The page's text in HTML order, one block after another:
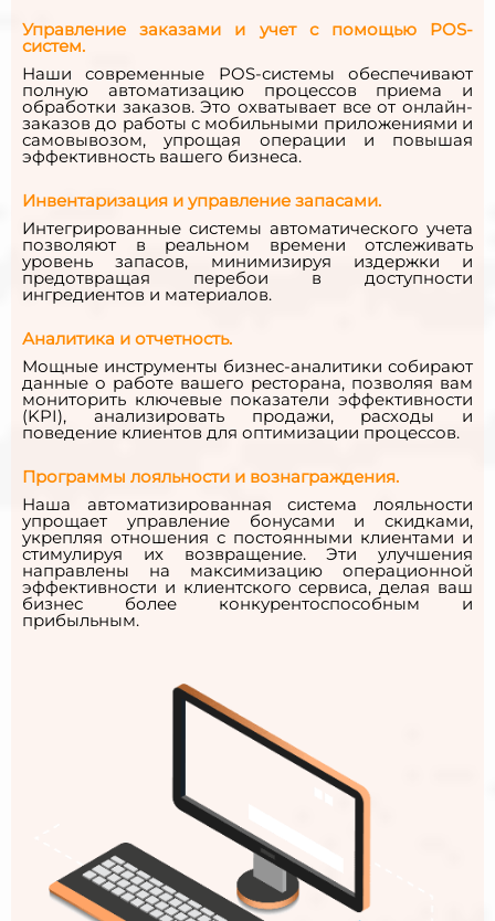
Управление заказами и учет с помощью POS-
систем.
Наши современные POS-системы обеспечивают
полную автоматизацию процессов приема и
обработки заказов. Это охватывает все от онлайн-
заказов до работы с мобильными приложениями и
самовывозом, упрощая операции и повышая
эффективность вашего бизнеса.
Инвентаризация и управление запасами.
Интегрированные системы автоматического учета
позволяют в реальном времени отслеживать
уровень запасов, минимизируя издержки и
предотвращая перебои в доступности
ингредиентов и материалов.
Аналитика и отчетность.
Мощные инструменты бизнес-аналитики собирают
данные о работе вашего ресторана, позволяя вам
мониторить ключевые показатели эффективности
(KPI), анализировать продажи, расходы и
поведение клиентов для оптимизации процессов.
Программы лояльности и вознаграждения.
Наша автоматизированная система лояльности
упрощает управление бонусами и скидками,
укрепляя отношения с постоянными клиентами и
стимулируя их возвращение. Эти улучшения
направлены на максимизацию операционной
эффективности и клиентского сервиса, делая ваш
бизнес более конкурентоспособным и
прибыльным.